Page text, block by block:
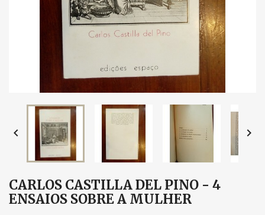
 
CARLOS CASTILLA DEL PINO - 4
ENSAIOS SOBRE A MULHER